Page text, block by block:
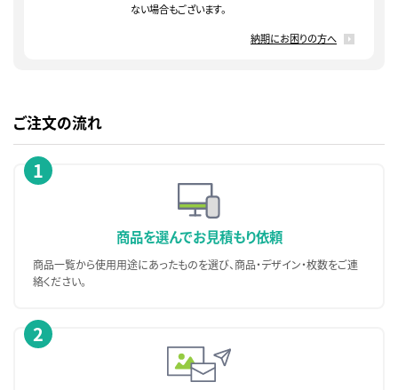
ない場合もございます。
納期にお困りの方へ
ご注文の流れ
1
商品を選んでお見積もり依頼
商品一覧から使用用途にあったものを選び、商品・デザイン・枚数をご連
絡ください。
2